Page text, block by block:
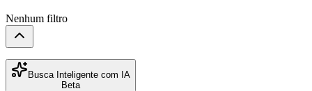
Nenhum filtro
Busca Inteligente com IA
Beta